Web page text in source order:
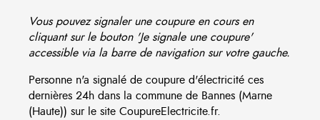
Vous pouvez signaler une coupure en cours en
cliquant sur le bouton 'Je signale une coupure'
accessible via la barre de navigation sur votre gauche.
Personne n'a signalé de coupure d'électricité ces
dernières 24h dans la commune de Bannes (Marne
(Haute)) sur le site CoupureElectricite.fr.